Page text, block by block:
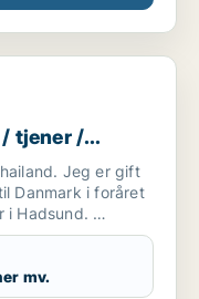
/ kok / tjener /
tjener /
Jeg er gift
Danmark i foråret
i Hadsund.
jeg går for tiden
arbejdet med
mv.